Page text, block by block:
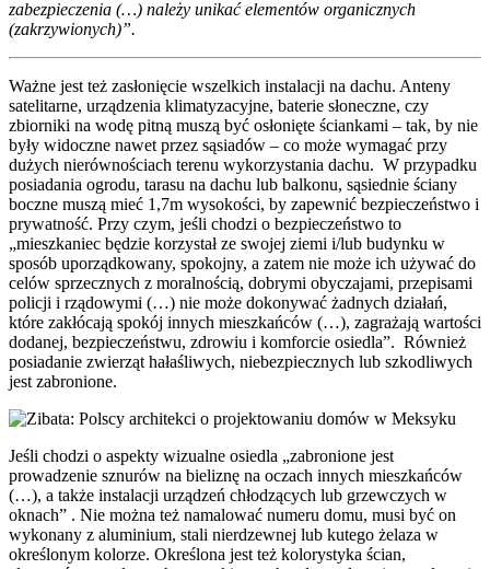
zabezpieczenia (…) należy unikać elementów organicznych
(zakrzywionych)”.
Ważne jest też zasłonięcie wszelkich instalacji na dachu. Anteny
satelitarne, urządzenia klimatyzacyjne, baterie słoneczne, czy
zbiorniki na wodę pitną muszą być osłonięte ściankami – tak, by nie
były widoczne nawet przez sąsiadów – co może wymagać przy
dużych nierównościach terenu wykorzystania dachu. W przypadku
posiadania ogrodu, tarasu na dachu lub balkonu, sąsiednie ściany
boczne muszą mieć 1,7m wysokości, by zapewnić bezpieczeństwo i
prywatność. Przy czym, jeśli chodzi o bezpieczeństwo to
„mieszkaniec będzie korzystał ze swojej ziemi i/lub budynku w
sposób uporządkowany, spokojny, a zatem nie może ich używać do
celów sprzecznych z moralnością, dobrymi obyczajami, przepisami
policji i rządowymi (…) nie może dokonywać żadnych działań,
które zakłócają spokój innych mieszkańców (…), zagrażają wartości
dodanej, bezpieczeństwu, zdrowiu i komforcie osiedla”. Również
posiadanie zwierząt hałaśliwych, niebezpiecznych lub szkodliwych
jest zabronione.
Jeśli chodzi o aspekty wizualne osiedla „zabronione jest
prowadzenie sznurów na bieliznę na oczach innych mieszkańców
(…), a także instalacji urządzeń chłodzących lub grzewczych w
oknach” . Nie można też namalować numeru domu, musi być on
wykonany z aluminium, stali nierdzewnej lub kutego żelaza w
określonym kolorze. Określona jest też kolorystyka ścian,